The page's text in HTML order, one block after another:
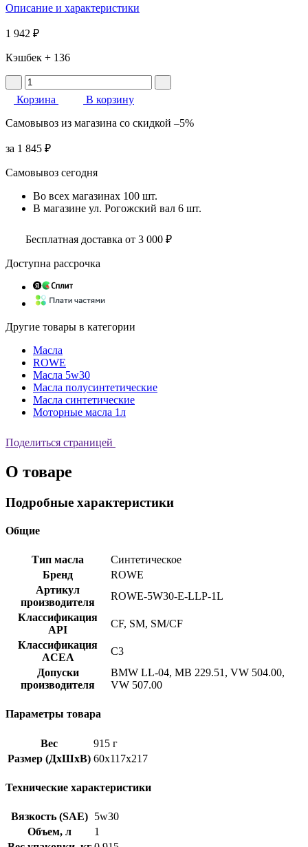
Описание и характеристики
1 942 ₽
Кэшбек + 136
Корзина
В корзину
Самовывоз из магазина со скидкой –5%
за 1 845 ₽
Самовывоз сегодня
Во всех магазинах 100 шт.
В магазине ул. Рогожский вал 6 шт.
Бесплатная доставка от 3 000 ₽
Доступна рассрочка
Другие товары в категории
Масла
ROWE
Масла 5w30
Масла полусинтетические
Масла синтетические
Моторные масла 1л
Поделиться страницей
О товаре
Подробные характеристики
Общие
Тип масла
Cинтетическое
Бренд
ROWE
Артикул
производителя
ROWE-5W30-E-LLP-1L
Классификация
API
CF, SM, SM/CF
Классификация
ACEA
C3
Допуски
производителя
BMW LL-04, MB 229.51, VW 504.00,
VW 507.00
Параметры товара
Вес
915 г
Размер (ДхШхВ) 60x117x217
Технические характеристики
Вязкость (SAE) 5w30
Объем, л
1